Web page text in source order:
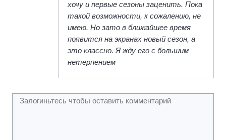
хочу и первые сезоны заценить. Пока
такой возможности, к сожалению, не
имею. Но зато в ближайшее время
появится на экранах новый сезон, а
это классно. Я жду его c большим
нетерпением